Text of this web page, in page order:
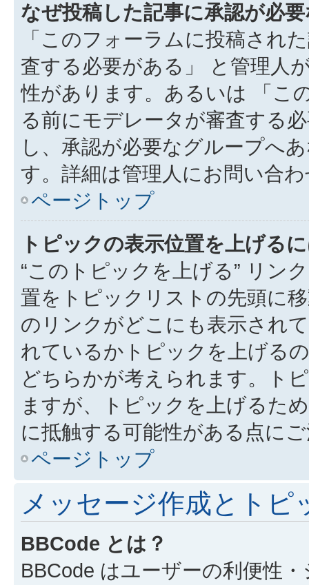
なぜ投稿した記事に承認が必
「このフォーラムに投稿され
査する必要がある」 と管理人
性があります。あるいは 「こ
る前にモデレータが審査する
し、承認が必要なグループへ
す。詳細は管理人にお問い合
ページトップ
トピックの表示位置を上げる
“このトピックを上げる” リン
置をトピックリストの先頭に
のリンクがどこにも表示され
れているかトピックを上げる
どちらかが考えられます。ト
ますが、トピックを上げるた
に抵触する可能性がある点に
ページトップ
メッセージ作成とトピ
BBCode とは？
BBCode はユーザーの利便性